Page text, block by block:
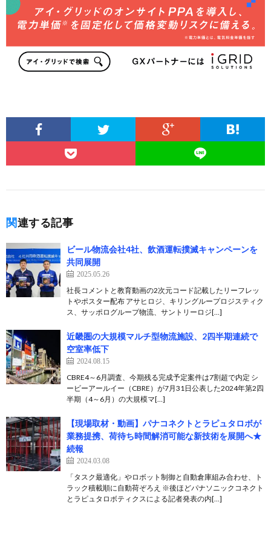
関連する記事
ビール物流会社4社、飲酒運転撲滅キャンペーンを
共同展開
2025.05.26
社長コメントと教育動画の2次元コード記載したリーフレッ
トやポスター配布 アサヒロジ、キリングループロジスティク
ス、サッポログループ物流、サントリーロジ[…]
近畿圏の大規模マルチ型物流施設、2四半期連続で
空室率低下
2024.08.15
CBRE4～6月調査、今期残る完成予定案件は7割超で内定 シ
ービーアールイー（CBRE）が7月31日公表した2024年第2四
半期（4～6月）の大規模マ[…]
【現場取材・動画】パナコネクトとラピュタロボが
業務提携、荷待ち時間解消可能な新技術を展開へ★
続報
2024.03.08
「タスク最適化」やロボット制御と自動倉庫組み合わせ、ト
ラック積載順に自動荷ぞろえ ※後ほどパナソニックコネクト
とラピュタロボティクスによる記者発表の内[…]